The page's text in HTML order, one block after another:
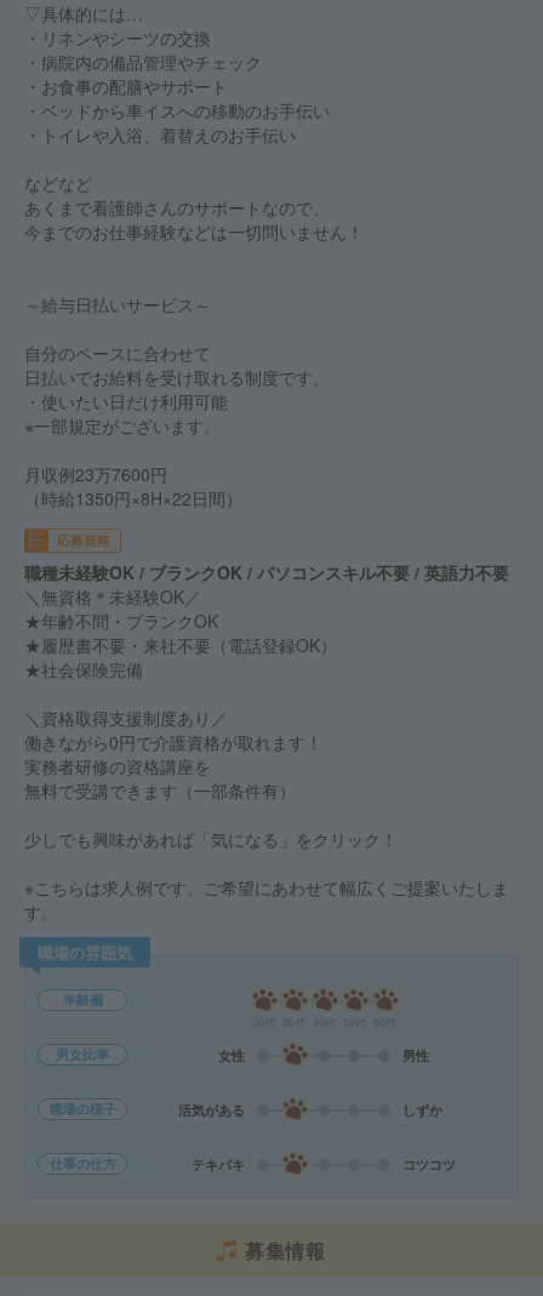
▽具体的には…
・リネンやシーツの交換
・病院内の備品管理やチェック
・お食事の配膳やサポート
・ベッドから車イスへの移動のお手伝い
・トイレや入浴、着替えのお手伝い
などなど
あくまで看護師さんのサポートなので、
今までのお仕事経験などは一切問いません！
～給与日払いサービス～
自分のペースに合わせて
日払いでお給料を受け取れる制度です。
・使いたい日だけ利用可能
※一部規定がございます。
月収例23万7600円
（時給1350円×8H×22日間）
応募資格
職種未経験OK / ブランクOK / パソコンスキル不要 / 英語力不要
＼無資格＊未経験OK／
★年齢不問・ブランクOK
★履歴書不要・来社不要（電話登録OK）
★社会保険完備
＼資格取得支援制度あり／
働きながら0円で介護資格が取れます！
実務者研修の資格講座を
無料で受講できます（一部条件有）
少しでも興味があれば「気になる」をクリック！
※こちらは求人例です。ご希望にあわせて幅広くご提案いたしま
す。
職場の雰囲気
年齢層
男女比率 女性 男性
職場の様子 活気がある しずか
仕事の仕方 テキパキ コツコツ
募集情報